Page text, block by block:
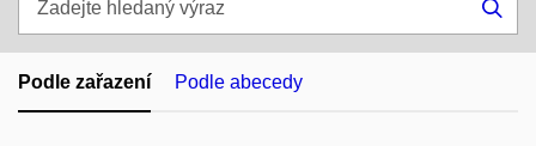
hledaný
výraz
Podle zařazení Podle abecedy